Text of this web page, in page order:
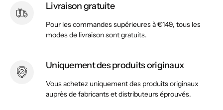
Livraison gratuite
Pour les commandes supérieures à €149, tous les
modes de livraison sont gratuits.
Uniquement des produits originaux
Vous achetez uniquement des produits originaux
auprès de fabricants et distributeurs éprouvés.